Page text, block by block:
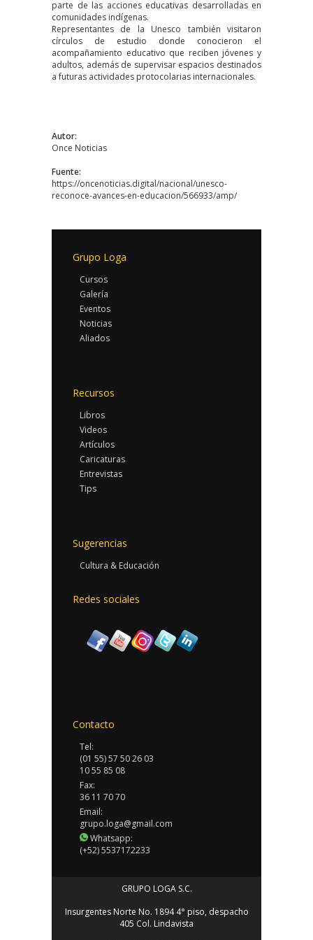
parte de las acciones educativas desarrolladas en
comunidades indígenas.
Representantes de la Unesco también visitaron
círculos de estudio donde conocieron el
acompañamiento educativo que reciben jóvenes y
adultos, además de supervisar espacios destinados
a futuras actividades protocolarias internacionales.
Autor:
Once Noticias
Fuente:
https://oncenoticias.digital/nacional/unesco-
reconoce-avances-en-educacion/566933/amp/
Grupo Loga
Cursos
Galería
Eventos
Noticias
Aliados
Recursos
Libros
Videos
Artículos
Caricaturas
Entrevistas
Tips
Sugerencias
Cultura & Educación
Redes sociales
Contacto
Tel:
(01 55) 57 50 26 03
10 55 85 08
Fax:
36 11 70 70
Email:
grupo.loga@gmail.com
Whatsapp:
(+52) 5537172233
GRUPO LOGA S.C.
Insurgentes Norte No. 1894 4° piso, despacho
405 Col. Lindavista